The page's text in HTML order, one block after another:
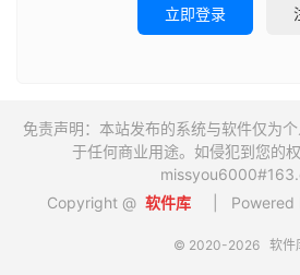
立即登录
免责声明：本站发布的系统与软件仅为
于任何商业用途。如侵犯到您的
Copyright @ 软件库 | Powered
© 2020-2026 软件